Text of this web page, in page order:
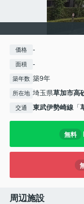
価格 -
面積 -
築年数 築9年
所在地 埼玉県草加市高
交通 東武伊勢崎線 「
無料
周辺施設